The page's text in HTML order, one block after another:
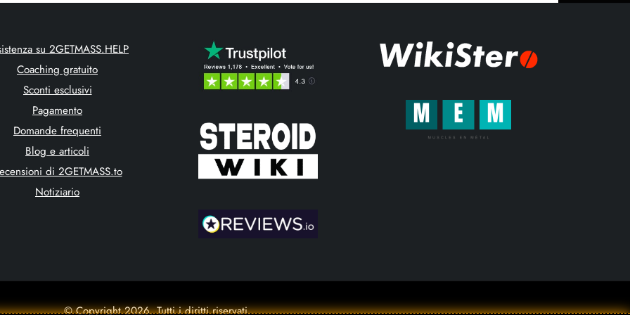
su 2GETMASS.HELP
Coaching gratuito
Sconti esclusivi
Pagamento
Domande frequenti
Blog e articoli
di 2GETMASS.to
Notiziario
© Copyright 2026. Tutti i diritti riservati.